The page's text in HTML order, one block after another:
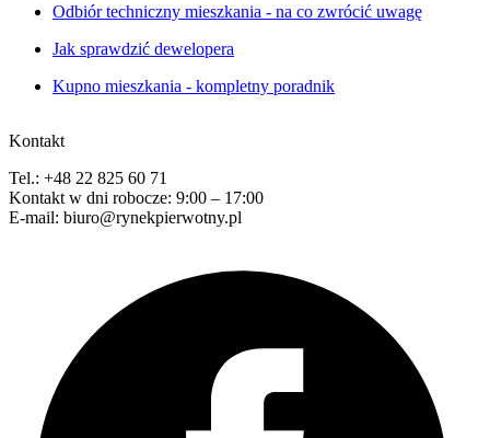
Odbiór techniczny mieszkania - na co zwrócić uwagę
Jak sprawdzić dewelopera
Kupno mieszkania - kompletny poradnik
Kontakt
Tel.: +48 22 825 60 71
Kontakt w dni robocze: 9:00 – 17:00
E-mail: biuro@rynekpierwotny.pl